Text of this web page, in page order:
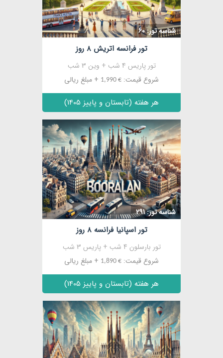
شناسه تور: 60
تور فرانسه اتریش 8 روز
تور پاریس 4 شب + وین 3 شب
شروع قیمت: € 1,990 + مبلغ ریالی
هر هفته (تابستان و پاییز 1405)
مشاهده
شناسه تور: 291
تور اسپانیا فرانسه 8 روز
تور بارسلون 4 شب + پاریس 3 شب
شروع قیمت: € 1,890 + مبلغ ریالی
هر هفته (تابستان و پاییز 1405)
مشاهده